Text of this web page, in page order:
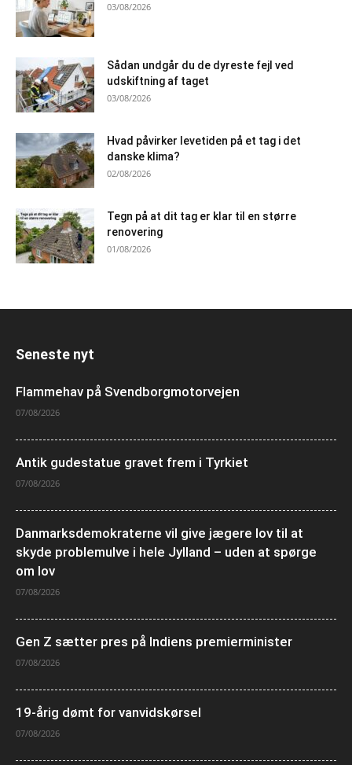
03/08/2026
Sådan undgår du de dyreste fejl ved
udskiftning af taget
03/08/2026
Hvad påvirker levetiden på et tag i det
danske klima?
02/08/2026
Tegn på at dit tag er klar til en større
renovering
01/08/2026
Seneste nyt
Flammehav på Svendborgmotorvejen
07/08/2026
Antik gudestatue gravet frem i Tyrkiet
07/08/2026
Danmarksdemokraterne vil give jægere lov til at
skyde problemulve i hele Jylland – uden at spørge
om lov
07/08/2026
Gen Z sætter pres på Indiens premierminister
07/08/2026
19-årig dømt for vanvidskørsel
07/08/2026